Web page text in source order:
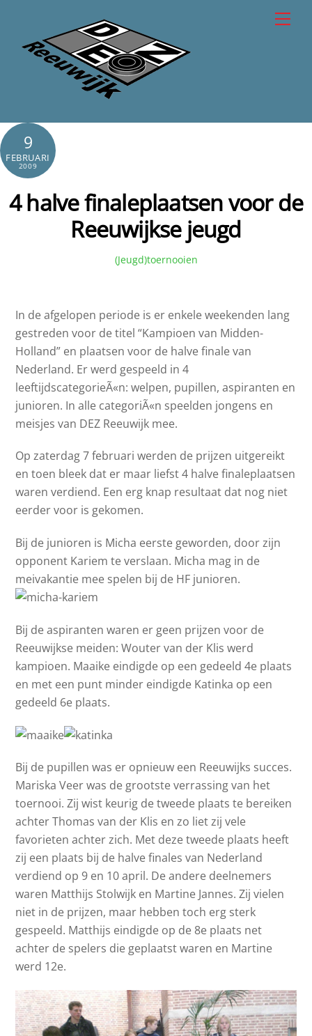
content
9
FEBRUARI
2009
4 halve finaleplaatsen voor de
Reeuwijkse jeugd
(Jeugd)toernooien
In de afgelopen periode is er enkele weekenden lang
gestreden voor de titel “Kampioen van Midden-
Holland” en plaatsen voor de halve finale van
Nederland. Er werd gespeeld in 4
leeftijdscategorieÃ«n: welpen, pupillen, aspiranten en
junioren. In alle categoriÃ«n speelden jongens en
meisjes van DEZ Reeuwijk mee.
Op zaterdag 7 februari werden de prijzen uitgereikt
en toen bleek dat er maar liefst 4 halve finaleplaatsen
waren verdiend. Een erg knap resultaat dat nog niet
eerder voor is gekomen.
Bij de junioren is Micha eerste geworden, door zijn
opponent Kariem te verslaan. Micha mag in de
meivakantie mee spelen bij de HF junioren.
Bij de aspiranten waren er geen prijzen voor de
Reeuwijkse meiden: Wouter van der Klis werd
kampioen. Maaike eindigde op een gedeeld 4e plaats
en met een punt minder eindigde Katinka op een
gedeeld 6e plaats.
Bij de pupillen was er opnieuw een Reeuwijks succes.
Mariska Veer was de grootste verrassing van het
toernooi. Zij wist keurig de tweede plaats te bereiken
achter Thomas van der Klis en zo liet zij vele
favorieten achter zich. Met deze tweede plaats heeft
zij een plaats bij de halve finales van Nederland
verdiend op 9 en 10 april. De andere deelnemers
waren Matthijs Stolwijk en Martine Jannes. Zij vielen
niet in de prijzen, maar hebben toch erg sterk
gespeeld. Matthijs eindigde op de 8e plaats net
achter de spelers die geplaatst waren en Martine
werd 12e.